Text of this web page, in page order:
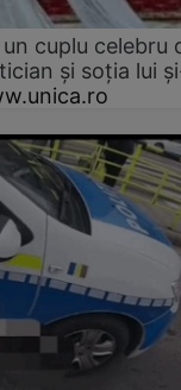
cuplu celebru
și soția lui